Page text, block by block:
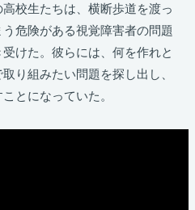
校生たちは、横断歩道を渡っ
危険がある視覚障害者の問題
けた。彼らには、何を作れと
り組みたい問題を探し出し、
とになっていた。